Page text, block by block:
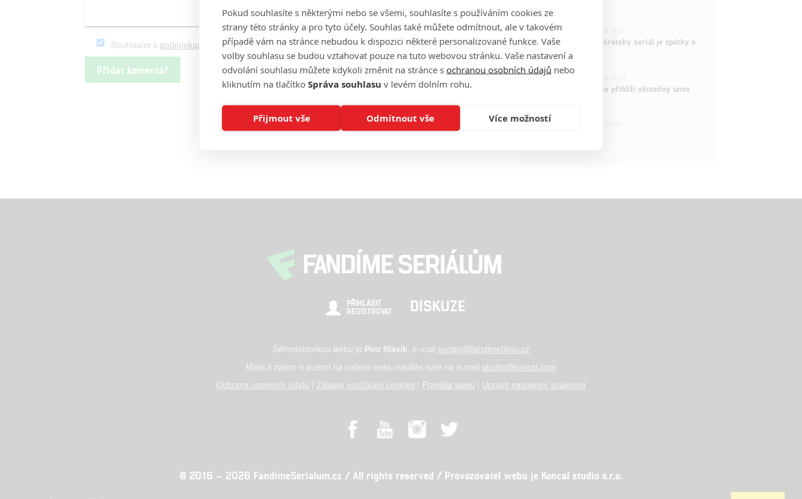
Souhlasím s podmínkami serveru FandimeFilmu.cz
3ČLÁNEK | 15.03.2026 14:56
One Piece: Oblíbený pirátský seriál je zpátky s
novými epizodami
2
Nová dramatická série přiblíží skutečný únos
1
PŘIHLÁSIT
REGISTROVAT
DISKUZE
Šéfredaktorkou webu je Petr Slavík, e-mail serialy@fandimefilmu.cz
Máte-li zájem o inzerci na našem webu napište nám na e-mail studio@koncal.com
Ochrana osobních údajů
Zásady používání cookies Pravidla webu Upravit nastavení soukromí
© 2016 – 2026 FandimeSerialum.cz / All rights reserved / Provozovatel webu je Koncal studio s.r.o.
Pokud souhlasíte s některými nebo se všemi, souhlasíte s používáním cookies ze
strany této stránky a pro tyto účely. Souhlas také můžete odmítnout, ale v takovém
případě vám na stránce nebudou k dispozici některé personalizované funkce. Vaše
volby souhlasu se budou vztahovat pouze na tuto webovou stránku. Vaše nastavení a
odvolání souhlasu můžete kdykoli změnit na stránce s ochranou osobních údajů nebo
kliknutím na tlačítko Správa souhlasu v levém dolním rohu.
Přijmout vše Odmítnout vše Více možností